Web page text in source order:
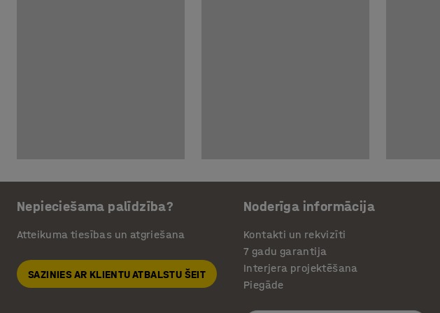
Nepieciešama palīdzība?
Atteikuma tiesības un atgriešana
SAZINIES AR KLIENTU ATBALSTU ŠEIT
Noderīga informācija
Kontakti un rekvizīti
7 gadu garantija
Interjera projektēšana
Piegāde